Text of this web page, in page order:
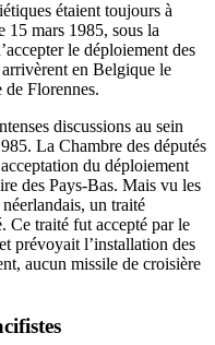
étaient toujours à
15 mars 1985, sous la
le déploiement des
en Belgique le
de Florennes.
discussions au sein
La Chambre des députés
du déploiement
des Pays-Bas. Mais vu les
un traité
Ce traité fut accepté par le
prévoyait l’installation des
aucun missile de croisière